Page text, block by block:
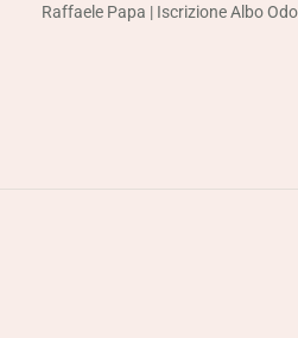
Raffaele Papa | Iscrizione Albo